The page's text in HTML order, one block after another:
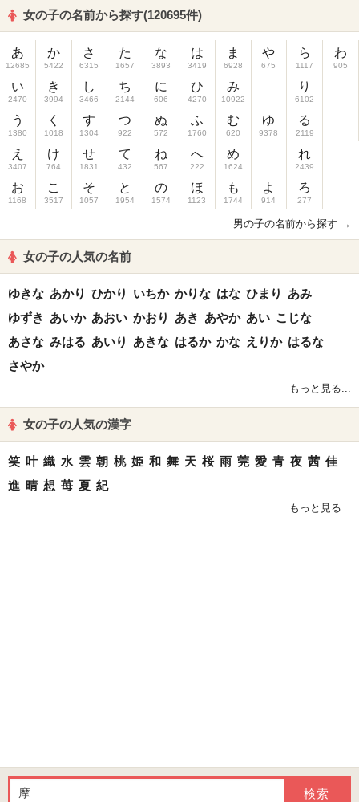
女の子の名前から探す(120695件)
あ
12685
い
2470
う
1380
え
3407
お
1168
か
5422
き
3994
く
1018
け
764
こ
3517
さ
6315
し
3466
す
1304
せ
1831
そ
1057
た
1657
ち
2144
つ
922
て
432
と
1954
な
3893
に
606
ぬ
572
ね
567
の
1574
は
3419
ひ
4270
ふ
1760
へ
222
ほ
1123
ま
6928
み
10922
む
620
め
1624
も
1744
や
675
ゆ
9378
よ
914
ら
1117
り
6102
る
2119
れ
2439
ろ
277
わ
905
男の子の名前から探す →
女の子の人気の名前
ゆきな あかり ひかり いちか かりな はな ひまり
あみ
ゆずき あいか あおい かおり あき あやか あい こじな
あさな みはる あいり あきな はるか かな えりか はるな
さやか
もっと見る...
女の子の人気の漢字
笑 叶 織 水 雲 朝 桃 姫 和 舞 天 桜 雨 莞 愛 青 夜 茜 佳
進 晴 想 苺 夏 紀
もっと見る...